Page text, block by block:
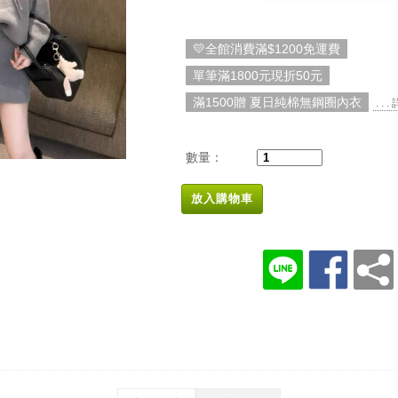
💛全館消費滿$1200免運費
單筆滿1800元現折50元
滿1500贈 夏日純棉無鋼圈內衣
. . .
數量：
放入購物車